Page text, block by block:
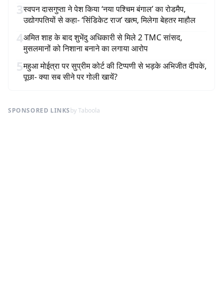
3स्वपन दासगुप्ता ने पेश किया ‘नया पश्चिम बंगाल’ का रोडमैप,
उद्योगपतियों से कहा- ‘सिंडिकेट राज’ खत्म, मिलेगा बेहतर माहौल
4अमित शाह के बाद शुभेंदु अधिकारी से मिले 2 TMC सांसद,
मुसलमानों को निशाना बनाने का लगाया आरोप
5महुआ मोईत्रा पर सुप्रीम कोर्ट की टिप्पणी से भड़के अभिजीत दीपके,
पूछा- क्या सब सीने पर गोली खायें?
SPONSORED LINKSby Taboola